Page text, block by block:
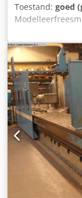
Toestand: goed
draaitafel, d.
(mm): 600
Vermogen (kW): 2